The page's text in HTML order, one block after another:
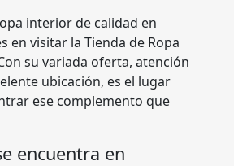
interior de calidad en
en visitar la Tienda de Ropa
su variada oferta, atención
ubicación, es el lugar
ese complemento que
encuentra en